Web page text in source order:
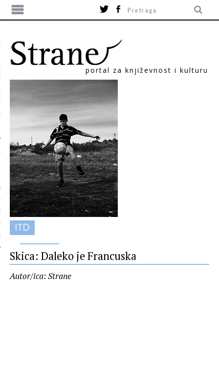
portal za književnost i kulturu
ITD
Skica: Daleko je Francuska
Autor/ica: Strane